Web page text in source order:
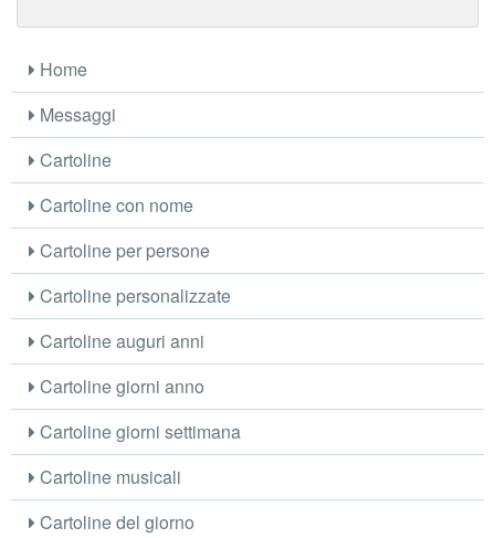
Home
Messaggi
Cartoline
Cartoline con nome
Cartoline per persone
Cartoline personalizzate
Cartoline auguri anni
Cartoline giorni anno
Cartoline giorni settimana
Cartoline musicali
Cartoline del giorno